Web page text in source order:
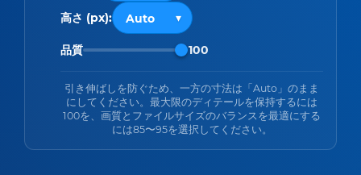
高さ (px):
品質 100
引き伸ばしを防ぐため、一方の寸法は「Auto」のまま
にしてください。最大限のディテールを保持するには
100を、画質とファイルサイズのバランスを最適にする
には85〜95を選択してください。